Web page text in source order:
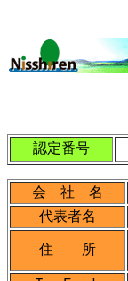
認定番号
会 社 名
代表者名
住 所